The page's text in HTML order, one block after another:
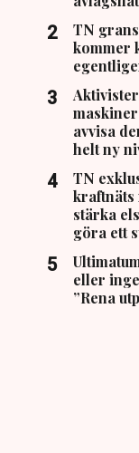
TN
kommer
avvisa
helt ny
TN
stärka
göra ett
eller
”Rena